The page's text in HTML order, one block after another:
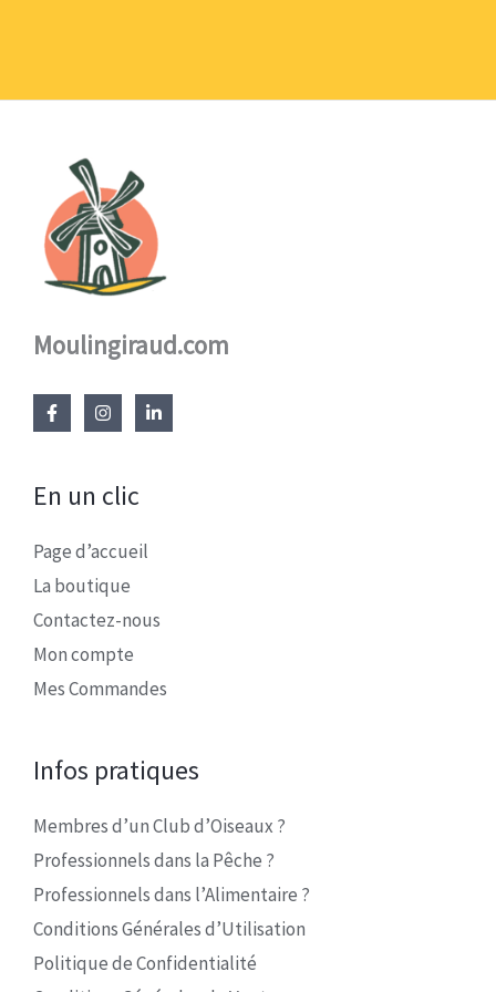
Moulingiraud.com
En un clic
Page d’accueil
La boutique
Contactez-nous
Mon compte
Mes Commandes
Infos pratiques
Membres d’un Club d’Oiseaux ?
Professionnels dans la Pêche ?
Professionnels dans l’Alimentaire ?
Conditions Générales d’Utilisation
Politique de Confidentialité